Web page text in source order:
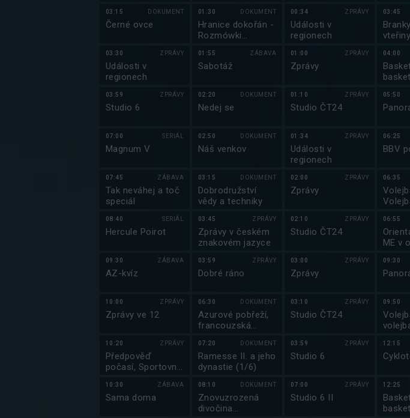
03:15 DOKUMENT
Černé ovce
03:30 ZPRÁVY
Události v
regionech
03:59 ZPRÁVY
Studio 6
07:00 SERIÁL
Magnum V
07:45 ZÁBAVA
Tak neváhej a toč
speciál
08:40 SERIÁL
Hercule Poirot
09:30 ZÁBAVA
AZ-kvíz
10:00 ZPRÁVY
Zprávy ve 12
10:20 ZPRÁVY
Předpověď
počasí, Sportovní
regionech plus
10:30 ZÁBAVA
Sama doma
01:30 DOKUMENT
Hranice dokořán -
Rozmówki
01:55 ZÁBAVA
Sabotáž
02:20 DOKUMENT
Nedej se
02:50 DOKUMENT
Náš venkov
03:15 DOKUMENT
Dobrodružství
vědy a techniky
03:45 ZPRÁVY
Zprávy v českém
znakovém jazyce
03:59 ZPRÁVY
Dobré ráno
06:30 DOKUMENT
Azurové pobřeží,
francouzská
07:20 DOKUMENT
Ramesse II. a jeho
dynastie (1/6)
08:10 DOKUMENT
Znovuzrozená
divočina
00:34 ZPRÁVY
Události v
regionech
01:00 ZPRÁVY
Zprávy
01:10 ZPRÁVY
Studio ČT24
01:34 ZPRÁVY
Události v
regionech
02:00 ZPRÁVY
Zprávy
02:10 ZPRÁVY
Studio ČT24
03:00 ZPRÁVY
Zprávy
03:10 ZPRÁVY
Studio ČT24
03:59 ZPRÁVY
Studio 6
07:00 ZPRÁVY
Studio 6 II
03:45
vteřiny
04:00
05:50
06:25
BBV
06:35
06:55
ME v
09:30
09:50
12:15
12:25